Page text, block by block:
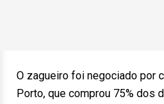
O zagueiro foi negociado por
Porto, que comprou 75% dos